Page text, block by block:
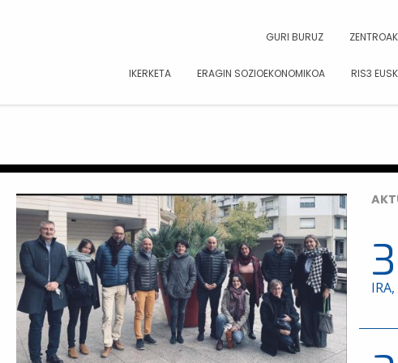
GURI BURUZ
ZENTROAK
IKERKETA ERAGIN SOZIOEKONOMIKOA RIS3